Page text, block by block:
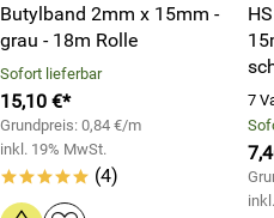
- Abdichtung
an Mauerwerk,
Verkleben von Folien
(DIN 4108-7) im
Butylband 2mm x 15mm -
grau - 18m Rolle
Sofort lieferbar
15,10 €*
Grundpreis: 0,84 €/m
inkl. 19% MwSt.
***** (4)
7